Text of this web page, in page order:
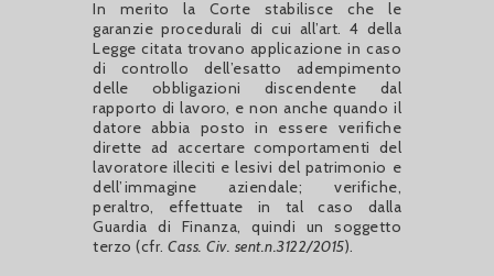
In merito la Corte stabilisce che le
garanzie procedurali di cui all’art. 4 della
Legge citata trovano applicazione in caso
di controllo dell’esatto adempimento
delle obbligazioni discendente dal
rapporto di lavoro, e non anche quando il
datore abbia posto in essere verifiche
dirette ad accertare comportamenti del
lavoratore illeciti e lesivi del patrimonio e
dell’immagine aziendale; verifiche,
peraltro, effettuate in tal caso dalla
Guardia di Finanza, quindi un soggetto
terzo (cfr. Cass. Civ. sent.n.3122/2015).